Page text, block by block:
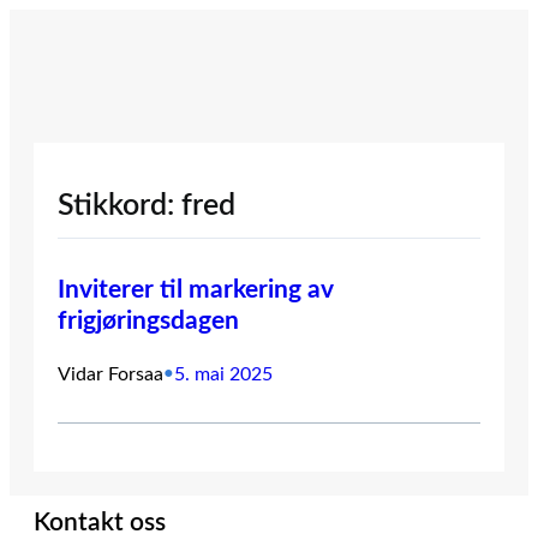
Stikkord: fred
Inviterer til markering av
frigjøringsdagen
Vidar Forsaa•5. mai 2025
Kontakt oss